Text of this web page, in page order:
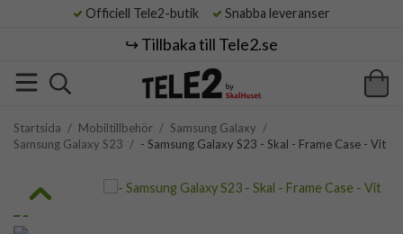
Officiell Tele2-butik Snabba leveranser
↪️ Tillbaka till Tele2.se
Startsida / Mobiltillbehör / Samsung Galaxy /
Samsung Galaxy S23 / - Samsung Galaxy S23 - Skal - Frame Case - Vit